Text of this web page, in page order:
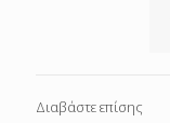
Διαβάστε επίσης